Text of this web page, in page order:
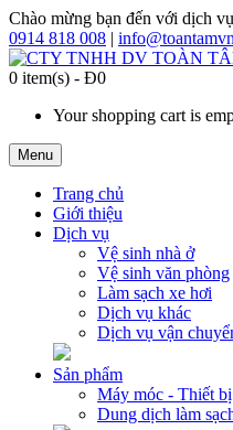
Chào mừng bạn đến với dịch
0914 818 008 |
0 item(s) - Đ0
Your shopping cart is
Menu
Trang chủ
Giới thiệu
Dịch vụ
Vệ sinh nhà ở
Vệ sinh văn phòng
Làm sạch xe hơi
Dịch vụ khác
Dịch vụ vận
Sản phẩm
Máy móc - Thiết bị
Dung dịch làm